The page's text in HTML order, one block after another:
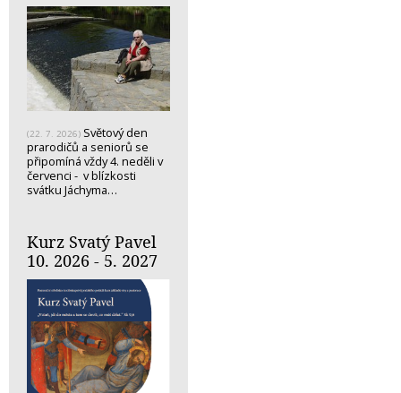
(22. 7. 2026) Světový den
prarodičů a seniorů se
připomíná vždy 4. neděli v
červenci - v blízkosti
svátku Jáchyma…
Kurz Svatý Pavel
10. 2026 - 5. 2027